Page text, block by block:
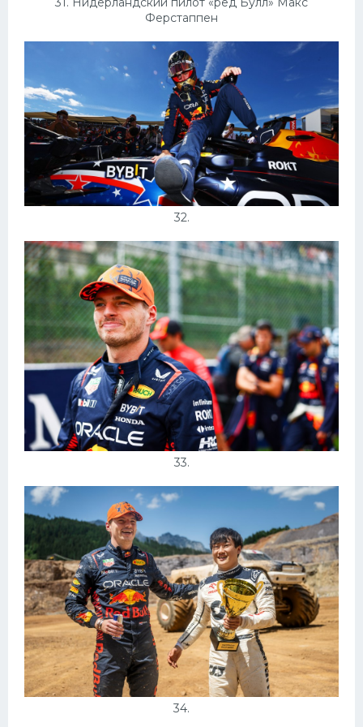
Ферстаппен
32.
33.
34.